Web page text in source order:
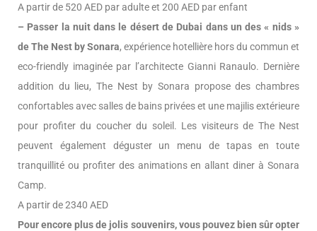
A partir de 520 AED par adulte et 200 AED par enfant
– Passer la nuit dans le désert de Dubai dans un des « nids »
de The Nest by Sonara, expérience hotellière hors du commun et
eco-friendly imaginée par l’architecte Gianni Ranaulo. Dernière
addition du lieu, The Nest by Sonara propose des chambres
confortables avec salles de bains privées et une majilis extérieure
pour profiter du coucher du soleil. Les visiteurs de The Nest
peuvent également déguster un menu de tapas en toute
tranquillité ou profiter des animations en allant diner à Sonara
Camp.
A partir de 2340 AED
Pour encore plus de jolis souvenirs, vous pouvez bien sûr opter